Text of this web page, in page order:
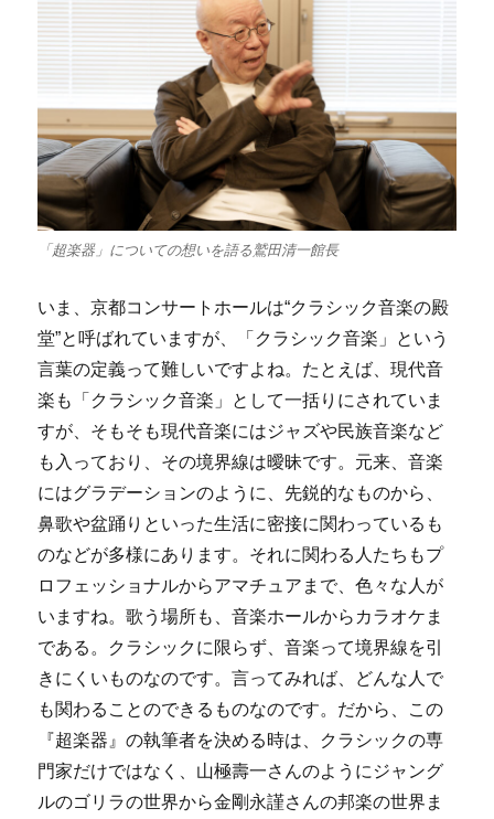
「超楽器」についての想いを語る鷲田清一館長
いま、京都コンサートホールは“クラシック音楽の殿
堂”と呼ばれていますが、「クラシック音楽」という
言葉の定義って難しいですよね。たとえば、現代音
楽も「クラシック音楽」として一括りにされていま
すが、そもそも現代音楽にはジャズや民族音楽など
も入っており、その境界線は曖昧です。元来、音楽
にはグラデーションのように、先鋭的なものから、
鼻歌や盆踊りといった生活に密接に関わっているも
のなどが多様にあります。それに関わる人たちもプ
ロフェッショナルからアマチュアまで、色々な人が
いますね。歌う場所も、音楽ホールからカラオケま
である。クラシックに限らず、音楽って境界線を引
きにくいものなのです。言ってみれば、どんな人で
も関わることのできるものなのです。だから、この
『超楽器』の執筆者を決める時は、クラシックの専
門家だけではなく、山極壽一さんのようにジャング
ルのゴリラの世界から金剛永謹さんの邦楽の世界ま